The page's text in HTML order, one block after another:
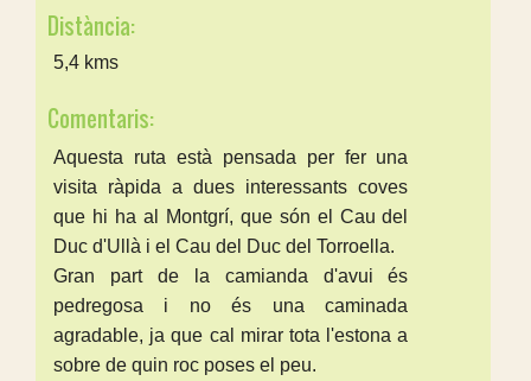
Distància:
5,4 kms
Comentaris:
Aquesta ruta està pensada per fer una
visita ràpida a dues interessants coves
que hi ha al Montgrí, que són el Cau del
Duc d'Ullà i el Cau del Duc del Torroella.
Gran part de la camianda d'avui és
pedregosa i no és una caminada
agradable, ja que cal mirar tota l'estona a
sobre de quin roc poses el peu.